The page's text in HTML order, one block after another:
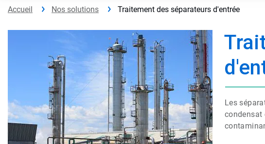
Accueil Nos solutions Traitement des séparateurs d'entrée​​​​​​​
Les
condensat